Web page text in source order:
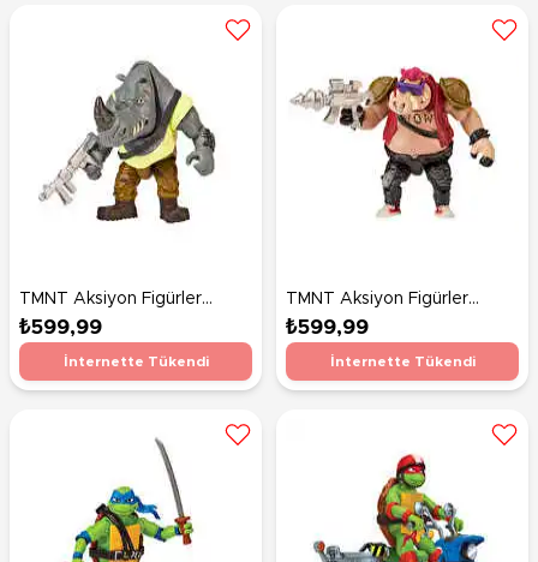
TMNT Aksiyon Figürler
83269 Rocksteady
₺599,99
İnternette Tükendi
TMNT Aksiyon Figürler
83269 Bebop
₺599,99
İnternette Tükendi